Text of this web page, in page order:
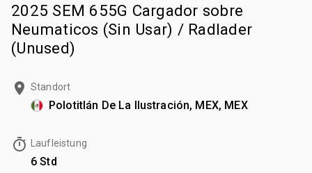
2025 SEM 655G Cargador sobre
Neumaticos (Sin Usar) / Radlader
(Unused)
Standort
Polotitlán De La Ilustración, MEX, MEX
Laufleistung
6 Std